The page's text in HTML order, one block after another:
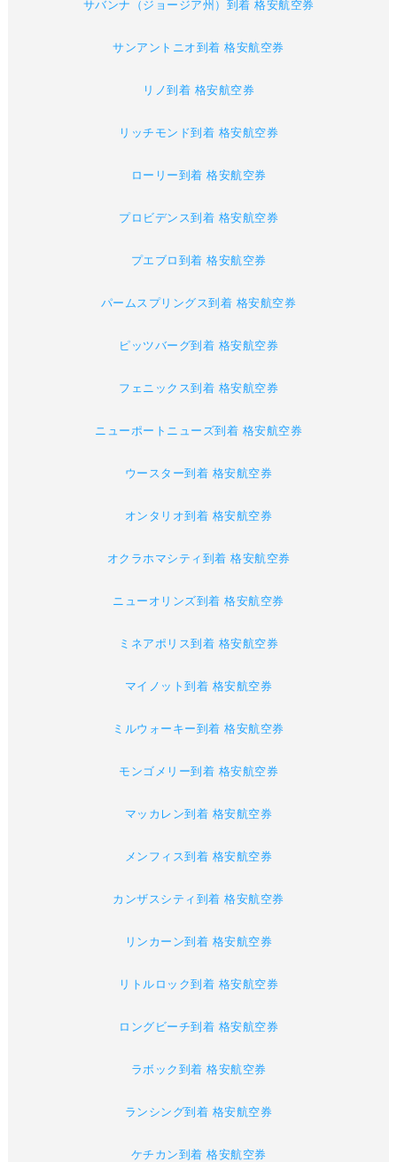
サバンナ（ジョージア州）到着 格安航空券
サンアントニオ到着 格安航空券
リノ到着 格安航空券
リッチモンド到着 格安航空券
ローリー到着 格安航空券
プロビデンス到着 格安航空券
プエブロ到着 格安航空券
パームスプリングス到着 格安航空券
ピッツバーグ到着 格安航空券
フェニックス到着 格安航空券
ニューポートニューズ到着 格安航空券
ウースター到着 格安航空券
オンタリオ到着 格安航空券
オクラホマシティ到着 格安航空券
ニューオリンズ到着 格安航空券
ミネアポリス到着 格安航空券
マイノット到着 格安航空券
ミルウォーキー到着 格安航空券
モンゴメリー到着 格安航空券
マッカレン到着 格安航空券
メンフィス到着 格安航空券
カンザスシティ到着 格安航空券
リンカーン到着 格安航空券
リトルロック到着 格安航空券
ロングビーチ到着 格安航空券
ラボック到着 格安航空券
ランシング到着 格安航空券
ケチカン到着 格安航空券